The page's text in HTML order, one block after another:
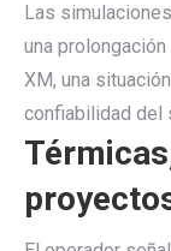
Las
una
XM, una
confiabilidad del